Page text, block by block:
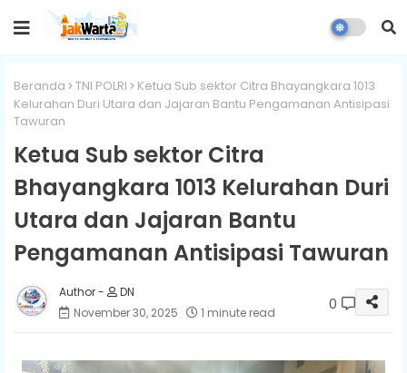
Beranda TNI POLRI
Ketua Sub sektor Citra Bhayangkara 1013
Kelurahan Duri Utara dan Jajaran Bantu Pengamanan Antisipasi
Tawuran
Ketua Sub sektor Citra
Bhayangkara 1013 Kelurahan Duri
Utara dan Jajaran Bantu
Pengamanan Antisipasi Tawuran
DN
November 30, 2025
1 minute read 0